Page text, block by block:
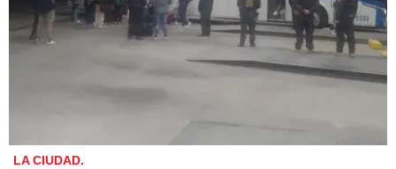
LA CIUDAD.